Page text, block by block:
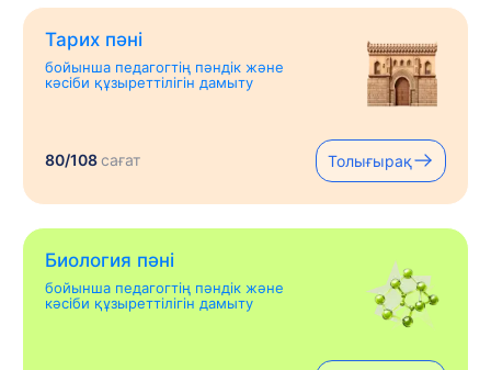
Тарих пәні
бойынша педагогтің пәндік және
кәсіби құзыреттілігін дамыту
80/108сағат Толығырақ
Биология пәні
бойынша педагогтің пәндік және
кәсіби құзыреттілігін дамыту